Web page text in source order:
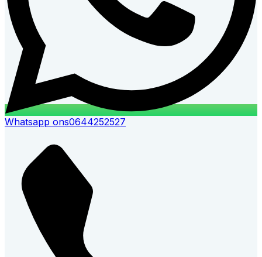
Whatsapp ons0644252527